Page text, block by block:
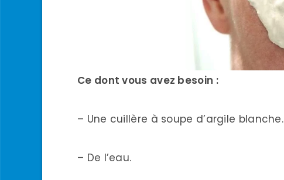
Ce dont vous avez besoin :
– Une cuillère à soupe d’argile blanche.
– De l’eau.